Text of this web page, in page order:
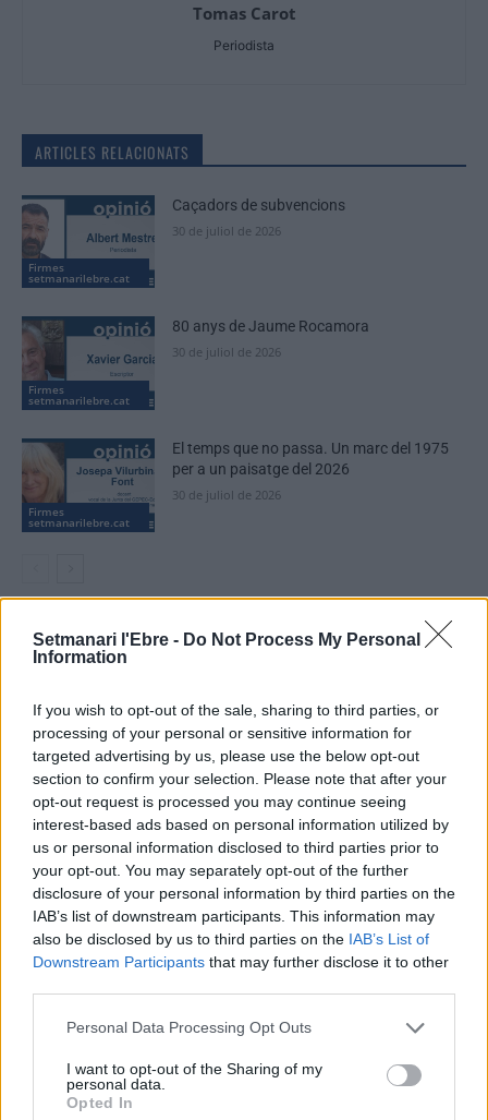
Setmanari l'Ebre - Do Not Process My Personal
Information
If you wish to opt-out of the sale, sharing to third parties, or
processing of your personal or sensitive information for
targeted advertising by us, please use the below opt-out
section to confirm your selection. Please note that after your
opt-out request is processed you may continue seeing
interest-based ads based on personal information utilized by
us or personal information disclosed to third parties prior to
your opt-out. You may separately opt-out of the further
disclosure of your personal information by third parties on the
IAB’s list of downstream participants. This information may
also be disclosed by us to third parties on the IAB’s List of
Downstream Participants that may further disclose it to other
Personal Data Processing Opt Outs
I want to opt-out of the Sharing of my
personal data.
Opted In
Tomas Carot
Periodista
ARTICLES RELACIONATS
Firmes
setmanarilebre.cat
Caçadors de subvencions
30 de juliol de 2026
Firmes
setmanarilebre.cat
80 anys de Jaume Rocamora
30 de juliol de 2026
Firmes
setmanarilebre.cat
El temps que no passa. Un marc del 1975
per a un paisatge del 2026
30 de juliol de 2026
DEIXA UNA RESPOSTA
Comentari:
Deseu el meu nom, el correu electrònic i el lloc web en
aquest navegador per a la propera vegada que comenti.